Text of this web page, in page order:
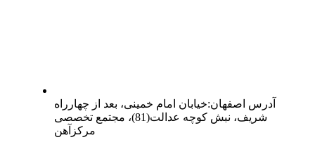
آدرس اصفهان:خیابان امام خمینی، بعد از چهارراه
شریف، نبش کوچه عدالت(81)، مجتمع تخصصی
مرکزآهن